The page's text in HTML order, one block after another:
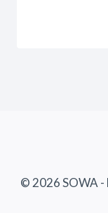
© 2026 SOWA -